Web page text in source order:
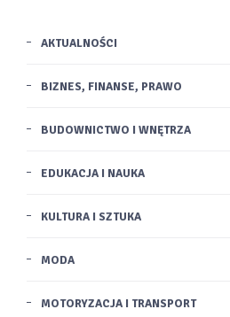
AKTUALNOŚCI
BIZNES, FINANSE, PRAWO
BUDOWNICTWO I WNĘTRZA
EDUKACJA I NAUKA
KULTURA I SZTUKA
MODA
MOTORYZACJA I TRANSPORT